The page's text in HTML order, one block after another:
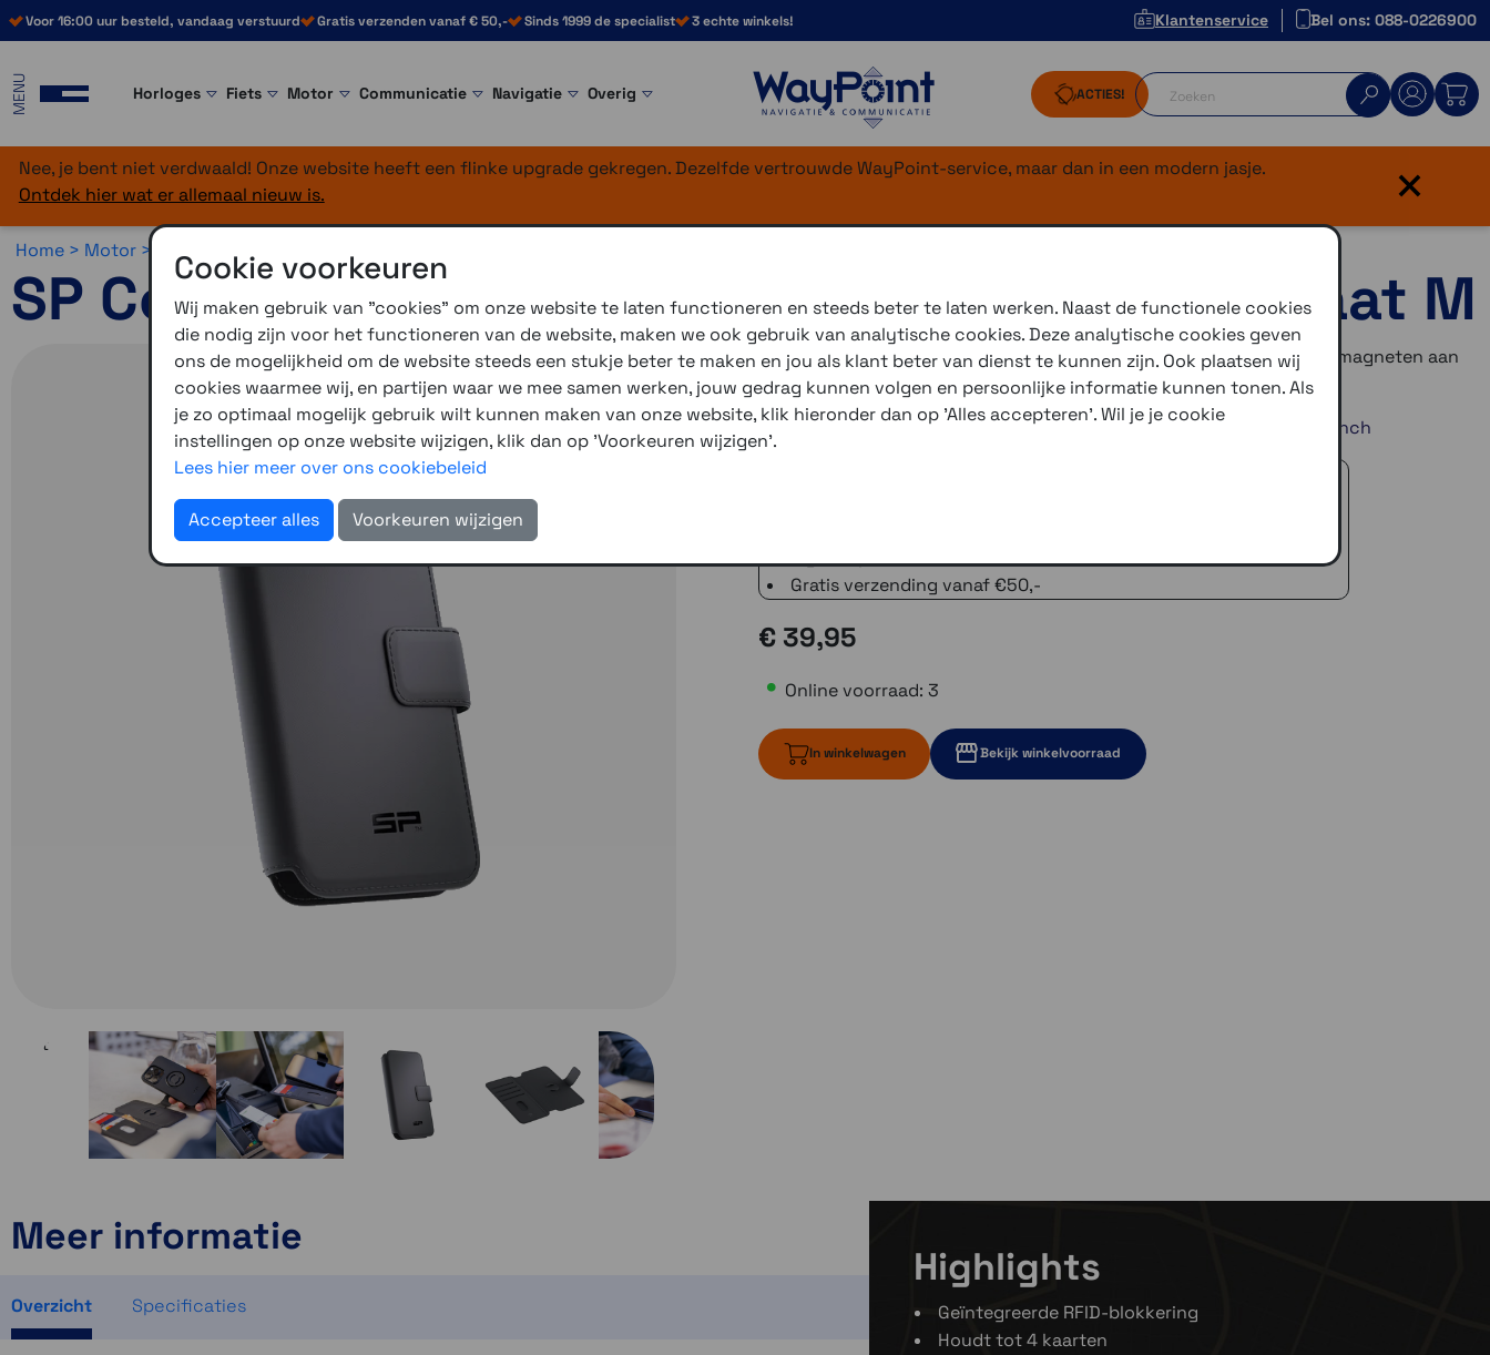
Voor 16:00 uur besteld, vandaag verstuurd Gratis verzenden vanaf € 50,- Sinds 1999 de specialist 3 echte winkels! Klantenservice Bel ons: 088-0226900
MENU Horloges Fiets Motor Communicatie Navigatie Overig ACTIES!
Nee, je bent niet verdwaald! Onze website heeft een flinke upgrade gekregen. Dezelfde vertrouwde WayPoint-service, maar dan in een modern jasje.
Ontdek hier wat er allemaal nieuw is.
×
Home > Motor >
SP Connect Magnetic Flip Cover Case SPC+ maat M
De SP Connect Magnetic Flip Cover SPC+bevestig je eenvoudig met magneten aan
de achterkant van je SP Connect Case.
Maat M voor telefoons tot 5,8 inch / Maat XL voor telefoons tot 6,5 inch
Gratis verzending vanaf €50,-
€ 39,95
Online voorraad: 3
In winkelwagen Bekijk winkelvoorraad
Meer informatie
Overzicht Specificaties
Highlights
Geïntegreerde RFID-blokkering
Houdt tot 4 kaarten
Cookie voorkeuren
Wij maken gebruik van "cookies" om onze website te laten functioneren en steeds beter te laten werken. Naast de functionele cookies
die nodig zijn voor het functioneren van de website, maken we ook gebruik van analytische cookies. Deze analytische cookies geven
ons de mogelijkheid om de website steeds een stukje beter te maken en jou als klant beter van dienst te kunnen zijn. Ook plaatsen wij
cookies waarmee wij, en partijen waar we mee samen werken, jouw gedrag kunnen volgen en persoonlijke informatie kunnen tonen. Als
je zo optimaal mogelijk gebruik wilt kunnen maken van onze website, klik hieronder dan op 'Alles accepteren'. Wil je je cookie
instellingen op onze website wijzigen, klik dan op 'Voorkeuren wijzigen'.
Lees hier meer over ons cookiebeleid
Accepteer alles Voorkeuren wijzigen